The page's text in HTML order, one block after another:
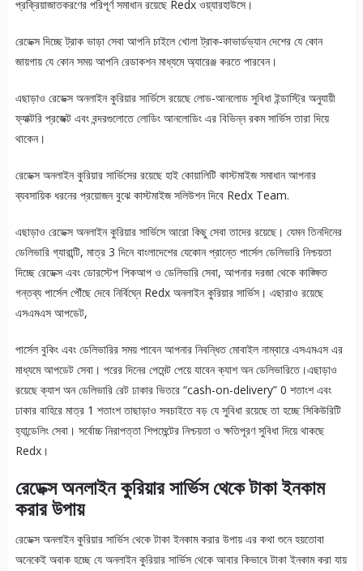
প্রক্রিয়াজাতকরণের পরিপূর্ণ সমাধান রয়েছে Redx ওয়্যারহাউসে।
রেডেক্স দিচ্ছে ট্রাক ভাড়া সেবা আপনি চাইলে খোলা ট্রাক-কাভার্ডভ্যান দেশের যে কোন
জায়গায় যে কোন সময় আপনি রেডাকশন মাধ্যমে অ্যারেঞ্জ করতে পারবেন।
এছাড়াও রেডেক্স অনলাইন কুরিয়ার সার্ভিসে রয়েছে লোড-আনলোড সুবিধা ইন্ডাস্ট্রি অনুযায়ী
ফ্যাক্টরি প্রজেক্ট এবং বন্দরগুলোতে লোডিং আনলোডিং এর বিভিন্ন রকম সার্ভিস তারা দিয়ে
থাকেন।
রেডেক্স অনলাইন কুরিয়ার সার্ভিসের রয়েছে হাই কোয়ালিটি কাস্টমাইজ সমাধান আপনার
ব্যবসায়িক ধরনের প্রয়োজন বুঝে কাস্টমাইজ সলিউশন দিবে Redx Team.
এছাড়াও রেডেক্স অনলাইন কুরিয়ার সার্ভিসে আরো কিছু সেবা তাদের রয়েছে। যেমন তিনদিনের
ডেলিভারি গ্যারান্টি, মাত্র 3 দিনে বাংলাদেশের যেকোন প্রান্তে পার্সেল ডেলিভারি নিশ্চয়তা
দিচ্ছে রেডেক্স এবং ডোরস্টেপ পিকআপ ও ডেলিভারি সেবা, আপনার দরজা থেকে কাঙ্ক্ষিত
গন্তব্য পার্সেল পৌঁছে দেবে নির্বিঘ্নে Redx অনলাইন কুরিয়ার সার্ভিস। এছারাও রয়েছে
এসএমএস আপডেট,
পার্সেল বুকিং এবং ডেলিভারির সময় পাবেন আপনার নিবন্ধিত মোবাইল নাম্বারে এসএমএস এর
মাধ্যমে আপডেট সেবা। পরের দিনের পেমেন্ট পেয়ে যাবেন ক্যাশ অন ডেলিভারিতে।এছাড়াও
রয়েছে ক্যাশ অন ডেলিভারি রেট ঢাকার ভিতরে “cash-on-delivery” 0 শতাংশ এবং
ঢাকার বাহিরে মাত্র 1 শতাংশ তাছাড়াও সবচাইতে বড় যে সুবিধা রয়েছে তা হচ্ছে সিকিউরিটি
হ্যান্ডেলিং সেবা। সর্বোচ্চ নিরাপত্তা শিপমেন্টের নিশ্চয়তা ও ক্ষতিপূরণ সুবিধা দিয়ে থাকছে
Redx।
রেডেক্স অনলাইন কুরিয়ার সার্ভিস থেকে টাকা ইনকাম
করার উপায়
রেডেক্স অনলাইন কুরিয়ার সার্ভিস থেকে টাকা ইনকাম করার উপায় এর কথা শুনে হয়তোবা
অনেকেই অবাক হচ্ছে যে অনলাইন কুরিয়ার সার্ভিস থেকে আবার কিভাবে টাকা ইনকাম করা যায়